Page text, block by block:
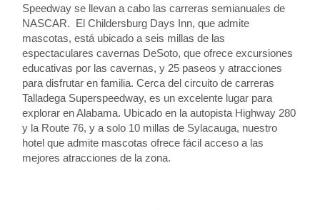
Speedway se llevan a cabo las carreras semianuales de
NASCAR. El Childersburg Days Inn, que admite
mascotas, está ubicado a seis millas de las
espectaculares cavernas DeSoto, que ofrece excursiones
educativas por las cavernas, y 25 paseos y atracciones
para disfrutar en familia. Cerca del circuito de carreras
Talladega Superspeedway, es un excelente lugar para
explorar en Alabama. Ubicado en la autopista Highway 280
y la Route 76, y a solo 10 millas de Sylacauga, nuestro
hotel que admite mascotas ofrece fácil acceso a las
mejores atracciones de la zona.